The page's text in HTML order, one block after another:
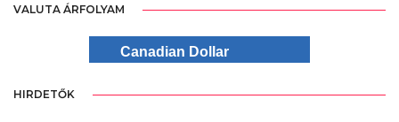
VALUTA ÁRFOLYAM
Canadian Dollar
HIRDETŐK